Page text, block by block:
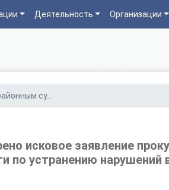
Деятельность Организации
су...
исковое заявление
по устранению